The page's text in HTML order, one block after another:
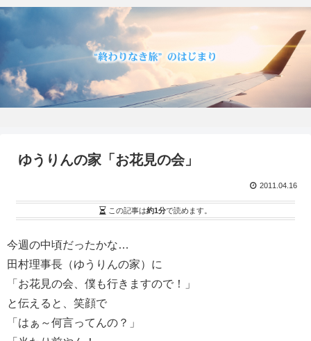
ゆうりんの家「お花見の会」
2011.04.16
この記事は約1分で読めます。
今週の中頃だったかな…
田村理事長（ゆうりんの家）に
「お花見の会、僕も行きますので！」
と伝えると、笑顔で
「はぁ～何言ってんの？」